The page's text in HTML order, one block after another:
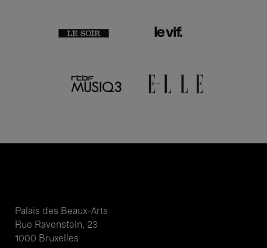
Palais des Beaux-Arts
Rue Ravenstein, 23
1000 Bruxelles